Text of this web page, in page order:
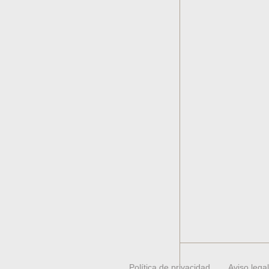
Política de privacidad Aviso legal